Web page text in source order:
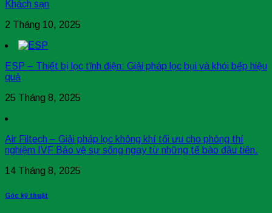
Khách sạn
2 Tháng 10, 2025
ESP – Thiết bị lọc tĩnh điện: Giải pháp lọc bụi và khói bếp hiệu
quả
25 Tháng 8, 2025
Air Filtech – Giải pháp lọc không khí tối ưu cho phòng thí
nghiệm IVF Bảo vệ sự sống ngay từ những tế bào đầu tiên.
14 Tháng 8, 2025
Góc kỹ thuật